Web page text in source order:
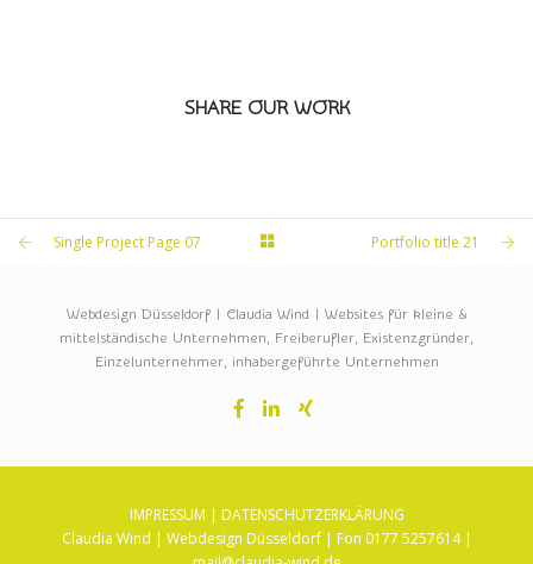
SHARE OUR WORK
Single Project Page 07 Portfolio title 21
Webdesign Düsseldorf | Claudia Wind | Websites für kleine &
mittelständische Unternehmen, Freiberufler, Existenzgründer,
Einzelunternehmer, inhabergeführte Unternehmen
IMPRESSUM | DATENSCHUTZERKLÄRUNG
Claudia Wind | Webdesign Düsseldorf | Fon 0177 5257614 |